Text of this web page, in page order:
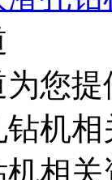
您
机
相关